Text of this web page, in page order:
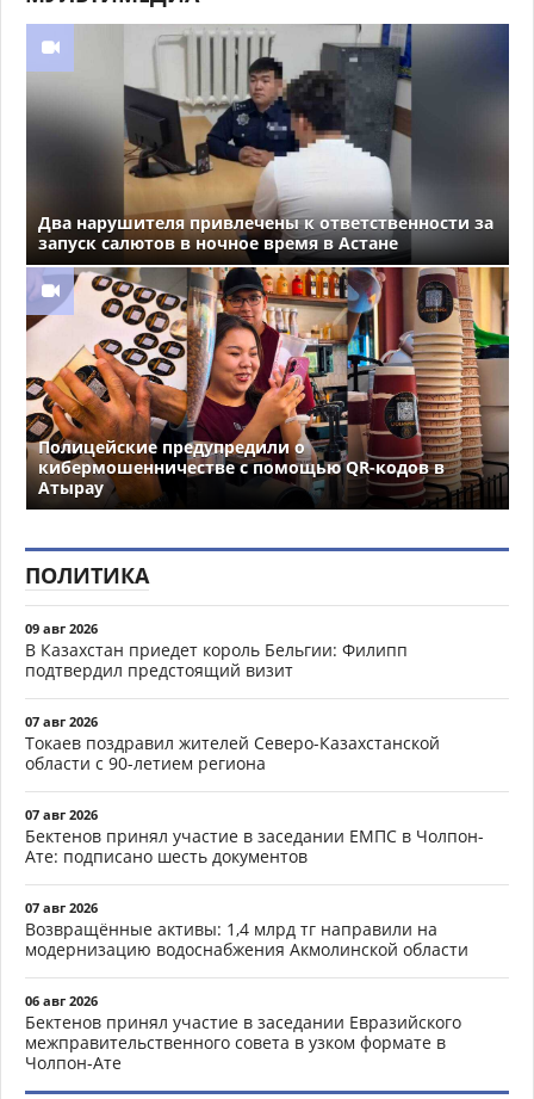
Два нарушителя привлечены к ответственности за
запуск салютов в ночное время в Астане
Полицейские предупредили о
кибермошенничестве с помощью QR-кодов в
Атырау
ПОЛИТИКА
09 авг 2026
В Казахстан приедет король Бельгии: Филипп
подтвердил предстоящий визит
07 авг 2026
Токаев поздравил жителей Северо-Казахстанской
области с 90-летием региона
07 авг 2026
Бектенов принял участие в заседании ЕМПС в Чолпон-
Ате: подписано шесть документов
07 авг 2026
Возвращённые активы: 1,4 млрд тг направили на
модернизацию водоснабжения Акмолинской области
06 авг 2026
Бектенов принял участие в заседании Евразийского
межправительственного совета в узком формате в
Чолпон-Ате